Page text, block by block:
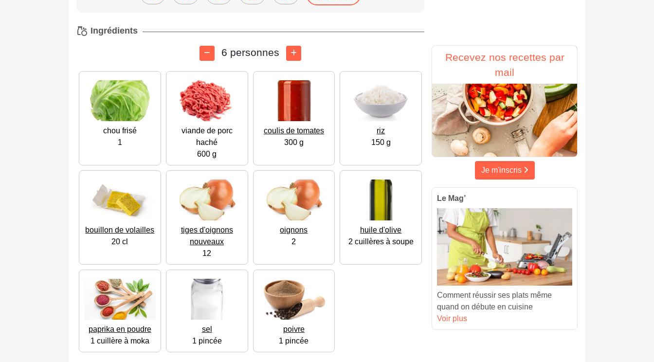
Ingrédients
6 personnes
chou frisé
1
viande de porc
haché
600 g
coulis de tomates
300 g
riz
150 g
bouillon de volailles
20 cl
tiges d'oignons
nouveaux
12
oignons
2
huile d'olive
2 cuillères à soupe
paprika en poudre
1 cuillère à moka
sel
1 pincée
poivre
1 pincée
Recevez nos recettes par
mail
Je m'inscris
Le Mag’
Comment réussir ses plats même
quand on débute en cuisine
Voir plus